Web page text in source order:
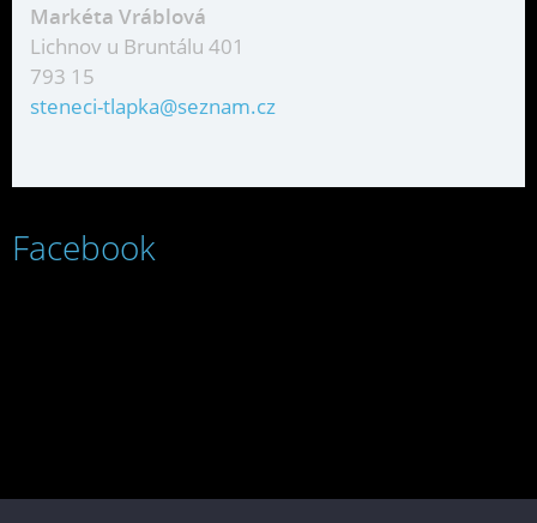
Markéta Vráblová
Lichnov u Bruntálu 401
793 15
steneci-tlapka@seznam.cz
Facebook